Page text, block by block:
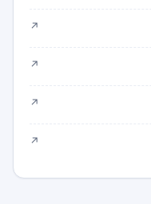
↗
↗
↗
↗